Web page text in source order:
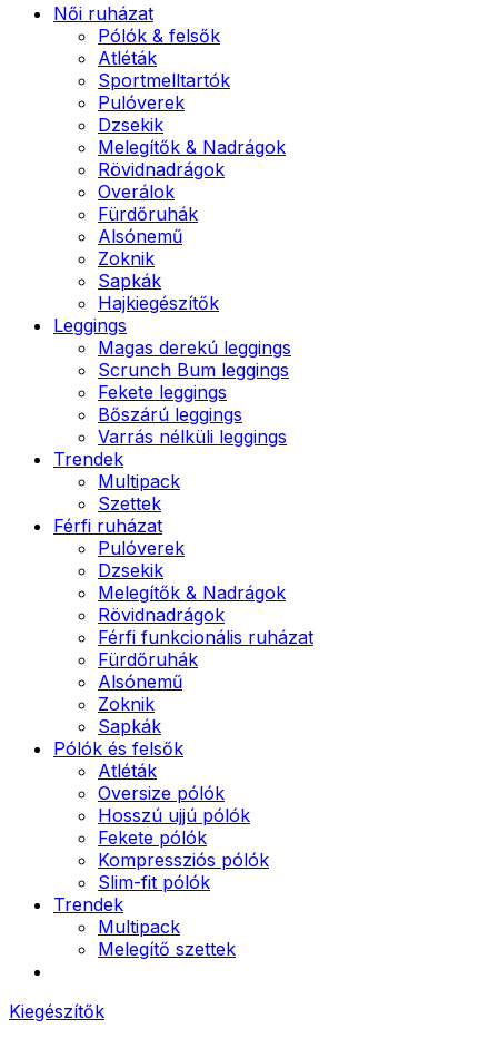
Női ruházat
Pólók & felsők
Atléták
Sportmelltartók
Pulóverek
Dzsekik
Melegítők & Nadrágok
Rövidnadrágok
Overálok
Fürdőruhák
Alsónemű
Zoknik
Sapkák
Hajkiegészítők
Leggings
Magas derekú leggings
Scrunch Bum leggings
Fekete leggings
Bőszárú leggings
Varrás nélküli leggings
Trendek
Multipack
Szettek
Férfi ruházat
Pulóverek
Dzsekik
Melegítők & Nadrágok
Rövidnadrágok
Férfi funkcionális ruházat
Fürdőruhák
Alsónemű
Zoknik
Sapkák
Pólók és felsők
Atléták
Oversize pólók
Hosszú ujjú pólók
Fekete pólók
Kompressziós pólók
Slim-fit pólók
Trendek
Multipack
Melegítő szettek
Kiegészítők